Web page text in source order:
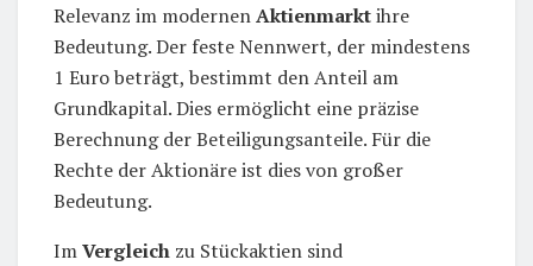
Relevanz im modernenAktienmarktihre
Bedeutung. Der feste Nennwert, der mindestens
1 Euro beträgt, bestimmt den Anteil am
Grundkapital. Dies ermöglicht eine präzise
Berechnung der Beteiligungsanteile. Für die
Rechte der Aktionäre ist dies von großer
Bedeutung.
ImVergleich zu Stückaktien sind